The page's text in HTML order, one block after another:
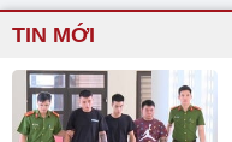
TIN MỚI